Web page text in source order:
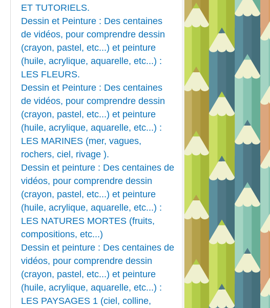
ET TUTORIELS.
Dessin et Peinture : Des centaines
de vidéos, pour comprendre dessin
(crayon, pastel, etc...) et peinture
(huile, acrylique, aquarelle, etc...) :
LES FLEURS.
Dessin et Peinture : Des centaines
de vidéos, pour comprendre dessin
(crayon, pastel, etc...) et peinture
(huile, acrylique, aquarelle, etc...) :
LES MARINES (mer, vagues,
rochers, ciel, rivage ).
Dessin et peinture : Des centaines de
vidéos, pour comprendre dessin
(crayon, pastel, etc...) et peinture
(huile, acrylique, aquarelle, etc...) :
LES NATURES MORTES (fruits,
compositions, etc...)
Dessin et peinture : Des centaines de
vidéos, pour comprendre dessin
(crayon, pastel, etc...) et peinture
(huile, acrylique, aquarelle, etc...) :
LES PAYSAGES 1 (ciel, colline,